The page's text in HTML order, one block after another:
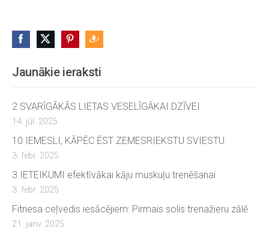
Jaunākie ieraksti
2 SVARĪGĀKĀS LIETAS VESELĪGĀKAI DZĪVEI
14. jūl. 2025
10 IEMESLI, KĀPĒC ĒST ZEMESRIEKSTU SVIESTU
3. febr. 2025
3 IETEIKUMI efektīvākai kāju muskuļu trenēšanai
3. febr. 2025
Fitnesa ceļvedis iesācējiem: Pirmais solis trenažieru zālē
21. janv. 2025